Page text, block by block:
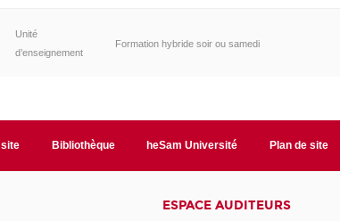
Unité
d’enseignement
Formation hybride soir ou samedi
site Bibliothèque heSam Université Plan de site
ESPACE AUDITEURS